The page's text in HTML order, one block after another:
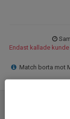
Endast kallade
Match borta mot